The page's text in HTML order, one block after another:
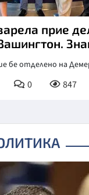
прие
бе отделено на
0 847